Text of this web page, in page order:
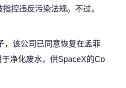
控违反污染法规。不过，
，该公司已同意恢复在孟菲
净化废水，供SpaceX的Co